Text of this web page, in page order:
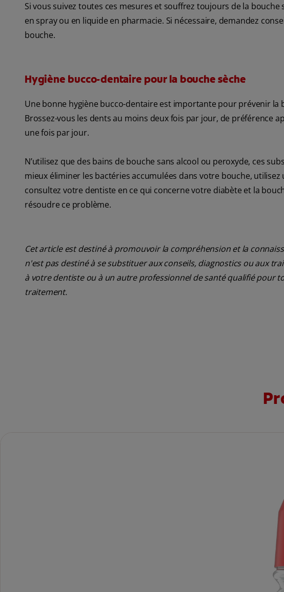
Si vous suivez toutes ces mesures et souffrez toujours de la
en spray ou en liquide en pharmacie. Si nécessaire, demandez
bouche.
Hygiène bucco-dentaire pour la bouche sèche
Une bonne hygiène bucco-dentaire est importante pour prévenir la
Brossez-vous les dents au moins deux fois par jour, de préférence
une fois par jour.
N’utilisez que des bains de bouche sans alcool ou peroxyde, ces
mieux éliminer les bactéries accumulées dans votre bouche,
consultez votre dentiste en ce qui concerne votre diabète et la
résoudre ce problème.
Cet article est destiné à promouvoir la compréhension et la
n'est pas destiné à se substituer aux conseils, diagnostics ou aux
à votre dentiste ou à un autre professionnel de santé qualifié pour
traitement.